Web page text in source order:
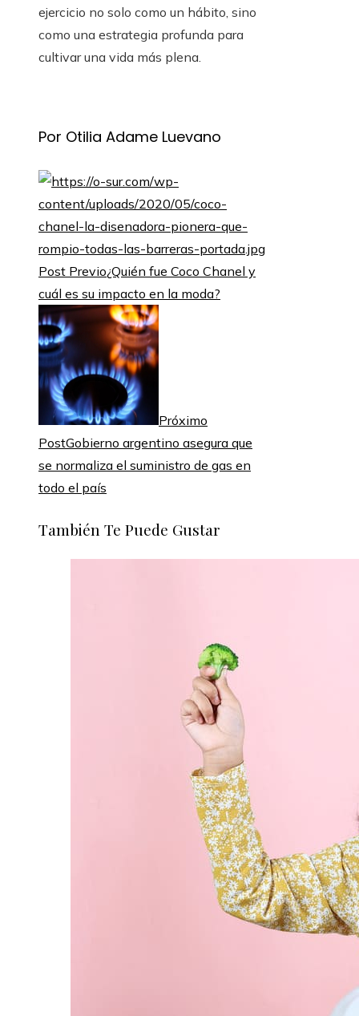
ejercicio no solo como un hábito, sino
como una estrategia profunda para
cultivar una vida más plena.
Por Otilia Adame Luevano
Post Previo¿Quién fue Coco Chanel y
cuál es su impacto en la moda?
Próximo
PostGobierno argentino asegura que
se normaliza el suministro de gas en
todo el país
También Te Puede Gustar